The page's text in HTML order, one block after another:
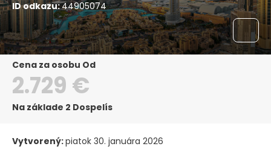
ID odkazu:44905074
Cena za osobu Od
2.729 €
Na základe 2 Dospelís
Vytvorený:piatok 30. januára 2026